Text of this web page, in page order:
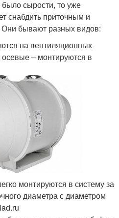
сырости, то уже
снабдить приточным и
бывают разных видов:
на вентиляционных
– монтируются в
монтируются в систему за
диаметра с диаметром